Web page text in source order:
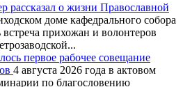
рассказал о жизни Православной
доме кафедрального собора
встреча прихожан и волонтеров
первое рабочее совещание
4 августа 2026 года в актовом
по благословению